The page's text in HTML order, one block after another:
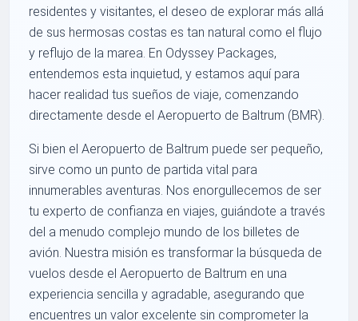
residentes y visitantes, el deseo de explorar más allá
de sus hermosas costas es tan natural como el flujo
y reflujo de la marea. En Odyssey Packages,
entendemos esta inquietud, y estamos aquí para
hacer realidad tus sueños de viaje, comenzando
directamente desde el Aeropuerto de Baltrum (BMR).
Si bien el Aeropuerto de Baltrum puede ser pequeño,
sirve como un punto de partida vital para
innumerables aventuras. Nos enorgullecemos de ser
tu experto de confianza en viajes, guiándote a través
del a menudo complejo mundo de los billetes de
avión. Nuestra misión es transformar la búsqueda de
vuelos desde el Aeropuerto de Baltrum en una
experiencia sencilla y agradable, asegurando que
encuentres un valor excelente sin comprometer la